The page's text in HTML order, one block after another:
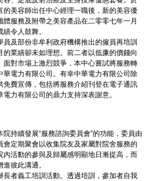
美容師出任中心經理一職後，新的美容優
服務及附帶之美容產品在二零零七年一月
績令人鼓舞。
員及部份非牟利政府機構推出的僱員再培訓
業績卻未如理想。前二者以低廉的價錢向
對市場上激烈競爭，本中心嘗試將服務轉
電力有限公司。有幸中華電力有限公司除
費宣傳，包括將服務介紹刊登在電子通訊
力有限公司的鼎力支持深表謝意。
持續發展“服務諮詢委員會”的功能，委員由
定期聚會以收集院友及家屬對院舍服務的
活動的參與及歸屬感明顯地日漸提高，而
彼此溝通。
者義工培訓活動。透過培訓，參加者自我